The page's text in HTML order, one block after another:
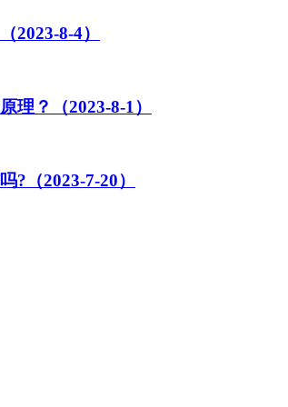
2023-8-4）
理？（2023-8-1）
?（2023-7-20）